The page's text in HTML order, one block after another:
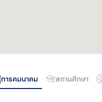
การคมนาคม สถานศึกษา